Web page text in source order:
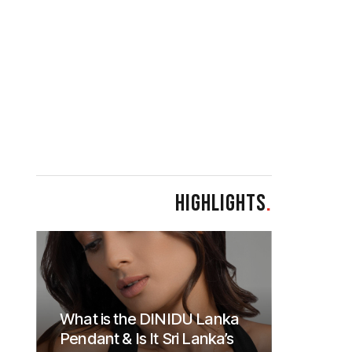
HIGHLIGHTS.
What is the DINIDU Lanka
Pendant & Is It Sri Lanka’s